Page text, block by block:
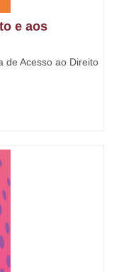
e aos
de Acesso ao Direito